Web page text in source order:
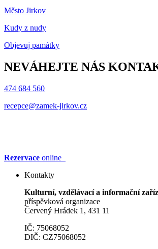
Město Jirkov
Kudy z nudy
Objevuj památky
NEVÁHEJTE NÁS
474 684 560
recepce@zamek-jirkov.cz
Rezervace online
Kontakty
Kulturní, vzdělávací a informační
příspěvková organizace
Červený Hrádek 1, 431 11
IČ: 75068052
DIČ: CZ75068052